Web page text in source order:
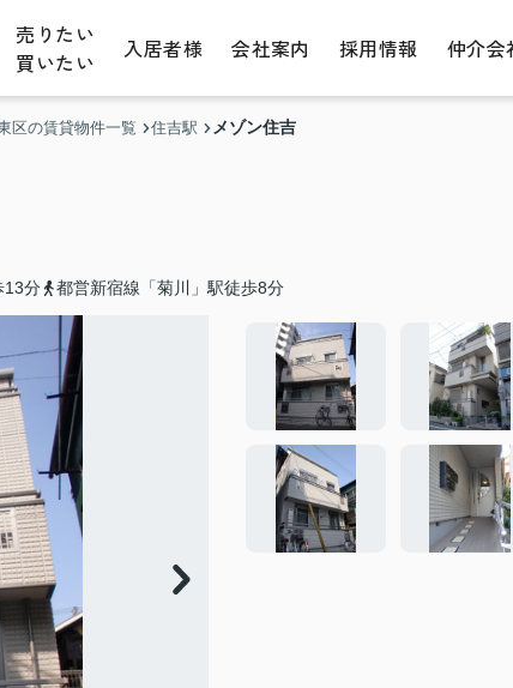
売りたい
買いたい
入居者様 会社案内 採用情報 仲介会
区の賃貸物件一覧 住吉駅 メゾン住吉
13分 都営新宿線「菊川」駅徒歩8分